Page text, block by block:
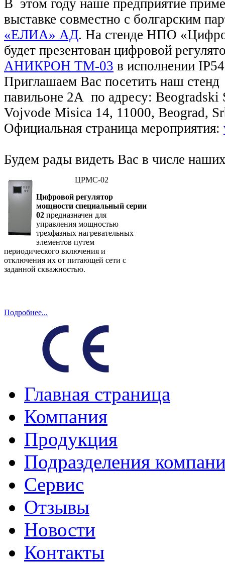
В этом году наше предприятие
выставке совместно с болгарским
«ЕЛИА» АД. На стенде НПО
будет презентован цифровой
АНИКРОН ТМ-03 в исполнении
Приглашаем Вас посетить наш
павильоне 2А по адресу: Beogradski
Vojvode Misica 14, 11000, Beograd,
Официальная страница мероприятия:
Будем рады видеть Вас в числе
ЦРМС-02
Цифровой регулятор
мощности специальный серии
02 предназначен для
управления мощностью
трехфазных нагревательных
элементов путем
периодического включения и
отключения их от питающей сети с
заданной скважностью.
Подробнее...
Главная страница
Компания
Продукция
Подразделения
Сервис
Отзывы
Новости
Контакты